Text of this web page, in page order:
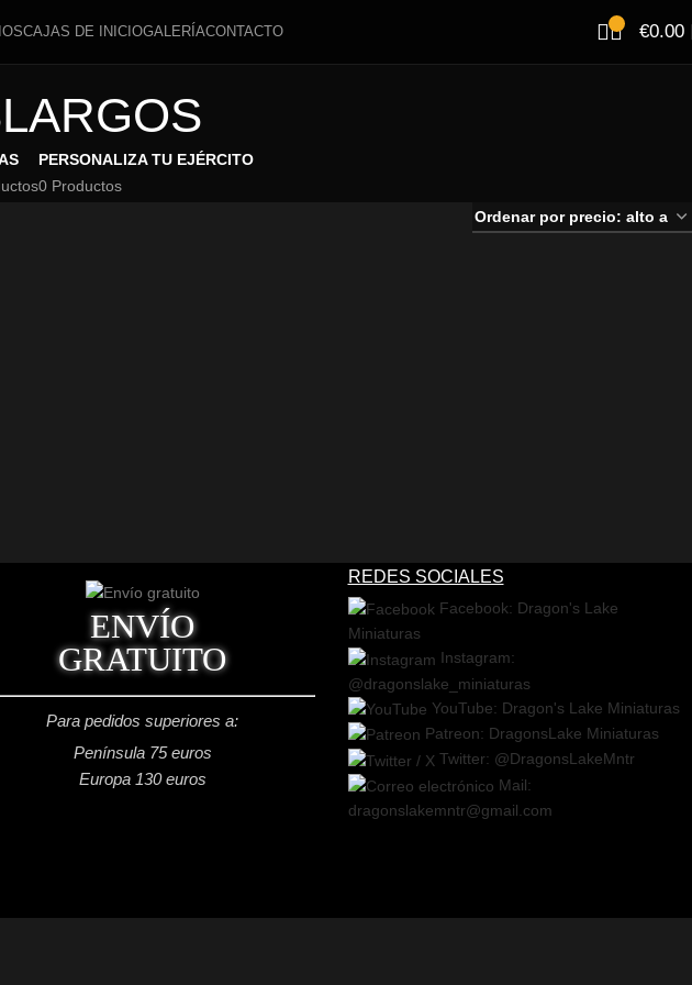
CAJAS DE INICIOGALERÍACONTACTO €0.00
PERSONALIZA TU EJÉRCITO
0 Productos
ENVÍO
GRATUITO
Para pedidos superiores a:
Península 75 euros
Europa 130 euros
REDES SOCIALES
Facebook: Dragon's Lake
Miniaturas
Instagram:
@dragonslake_miniaturas
YouTube: Dragon's Lake Miniaturas
Patreon: DragonsLake Miniaturas
Twitter: @DragonsLakeMntr
Mail:
dragonslakemntr@gmail.com